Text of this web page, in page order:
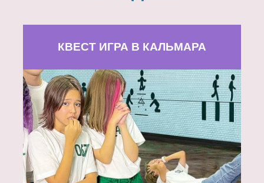
КВЕСТ ИГРА В КАЛЬМАРА